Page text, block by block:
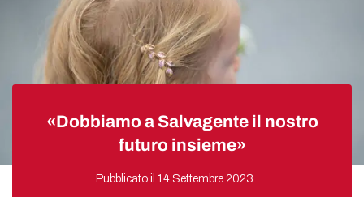
«Dobbiamo a Salvagente il nostro
futuro insieme»
Pubblicato il 14 Settembre 2023